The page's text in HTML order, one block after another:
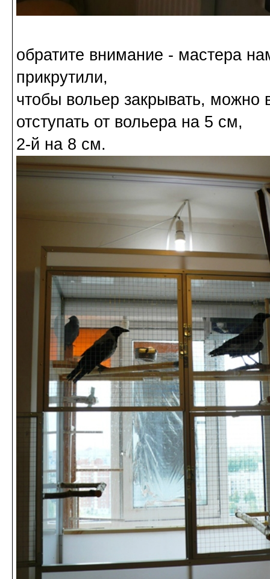
обратите внимание - мастера
прикрутили,
чтобы вольер закрывать,
отступать от вольера на 5 см,
2-й на 8 см.